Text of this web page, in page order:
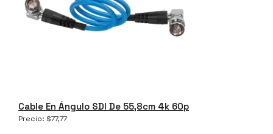
Cable En Ángulo SDI De 55,8cm 4k 60p
Precio: $77,77